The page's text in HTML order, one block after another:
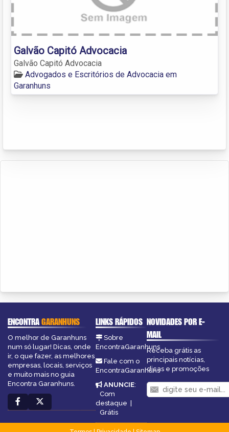
Galvão Capitó Advocacia
Galvão Capitó Advocacia
Advogados e Escritórios de Advocacia em
Garanhuns
ENCONTRAGARANHUNS
O melhor de Garanhuns
num só lugar! Dicas, onde
ir, o que fazer, as melhores
empresas, locais, serviços
e muito mais no guia
Encontra Garanhuns.
LINKS RÁPIDOS
Sobre
EncontraGaranhuns
Fale com o
EncontraGaranhuns
ANUNCIE:
Com
destaque |
Grátis
NOVIDADES POR E-
MAIL
Receba grátis as
principais notícias,
dicas e promoções